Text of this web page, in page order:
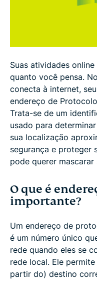
Suas atividades
quanto você pensa.
conecta à internet,
endereço de
Trata-se de um
usado para
sua localização
segurança e proteger
pode querer mascarar
O que é
importante?
Um endereço de
é um número único
rede quando eles se
rede local. Ele
partir do) destino